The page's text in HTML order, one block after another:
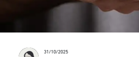
31/10/2025